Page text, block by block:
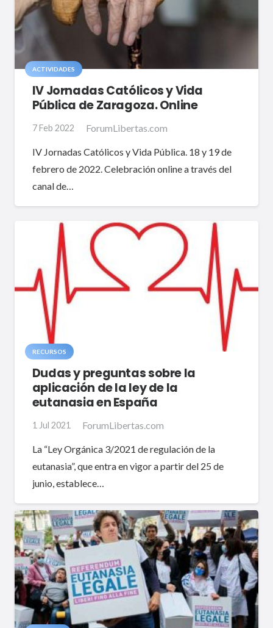
ACTIVIDADES
IV Jornadas Católicos y Vida
Pública de Zaragoza. Online
7 Feb 2022 ForumLibertas.com
IV Jornadas Católicos y Vida Pública. 18 y 19 de
febrero de 2022. Celebración online a través del
canal de…
RECURSOS
Dudas y preguntas sobre la
aplicación de la ley de la
eutanasia en España
1 Jul 2021 ForumLibertas.com
La “Ley Orgánica 3/2021 de regulación de la
eutanasia”, que entra en vigor a partir del 25 de
junio, establece…